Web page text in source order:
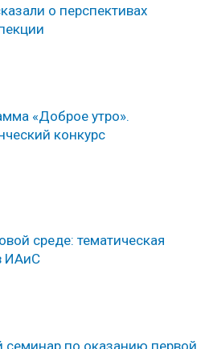
о перспективах
«Доброе утро».
конкурс
среде: тематическая
ИАиС